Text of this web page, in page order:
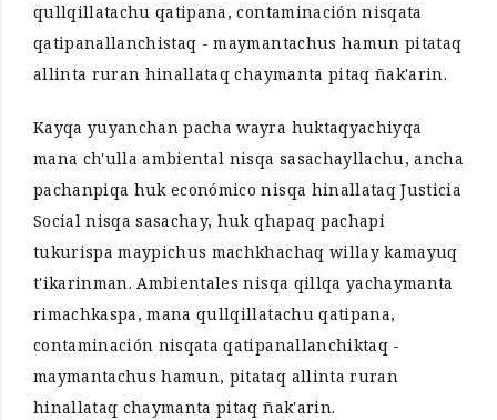
qullqillatachu qatipana, contaminación nisqata
qatipanallanchistaq - maymantachus hamun pitataq
allinta ruran hinallataq chaymanta pitaq ñak'arin.
Kayqa yuyanchan pacha wayra huktaqyachiyqa
mana ch'ulla ambiental nisqa sasachayllachu, ancha
pachanpiqa huk económico nisqa hinallataq Justicia
Social nisqa sasachay, huk qhapaq pachapi
tukurispa maypichus machkhachaq willay kamayuq
t'ikarinman. Ambientales nisqa qillqa yachaymanta
rimachkaspa, mana qullqillatachu qatipana,
contaminación nisqata qatipanallanchiktaq -
maymantachus hamun, pitataq allinta ruran
hinallataq chaymanta pitaq ñak'arin.